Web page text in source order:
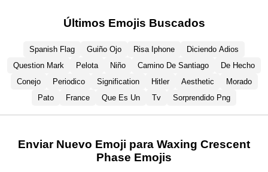
Últimos Emojis Buscados
Spanish Flag Guiño Ojo Risa Iphone
Diciendo Adios
Question Mark
Pelota Niño Camino De Santiago
De Hecho
Conejo
Periodico Signification Hitler Aesthetic
Morado
Pato
France Que Es Un Tv Sorprendido Png
Enviar Nuevo Emoji para Waxing Crescent
Phase Emojis